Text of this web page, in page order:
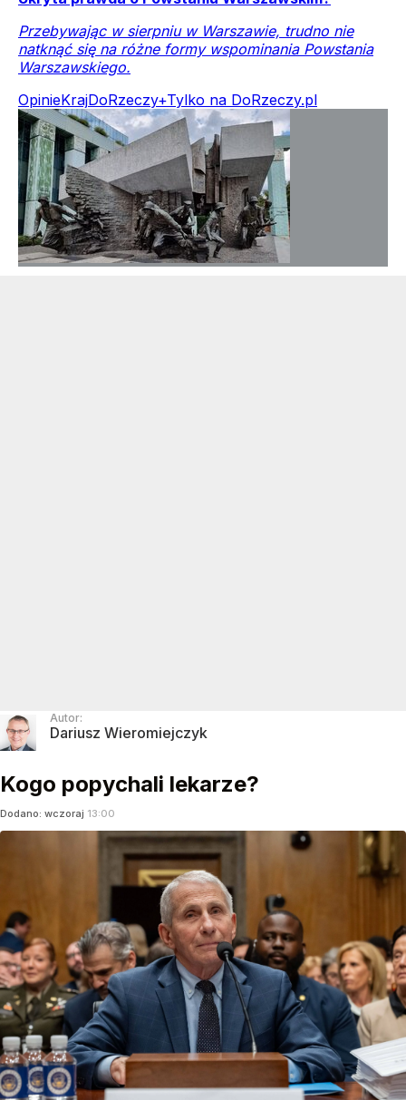
Przebywając w sierpniu w Warszawie, trudno nie
natknąć się na różne formy wspominania Powstania
Warszawskiego.
OpinieKrajDoRzeczy+Tylko na DoRzeczy.pl
Autor:
Dariusz Wieromiejczyk
Kogo popychali lekarze?
Dodano: wczoraj 13:00